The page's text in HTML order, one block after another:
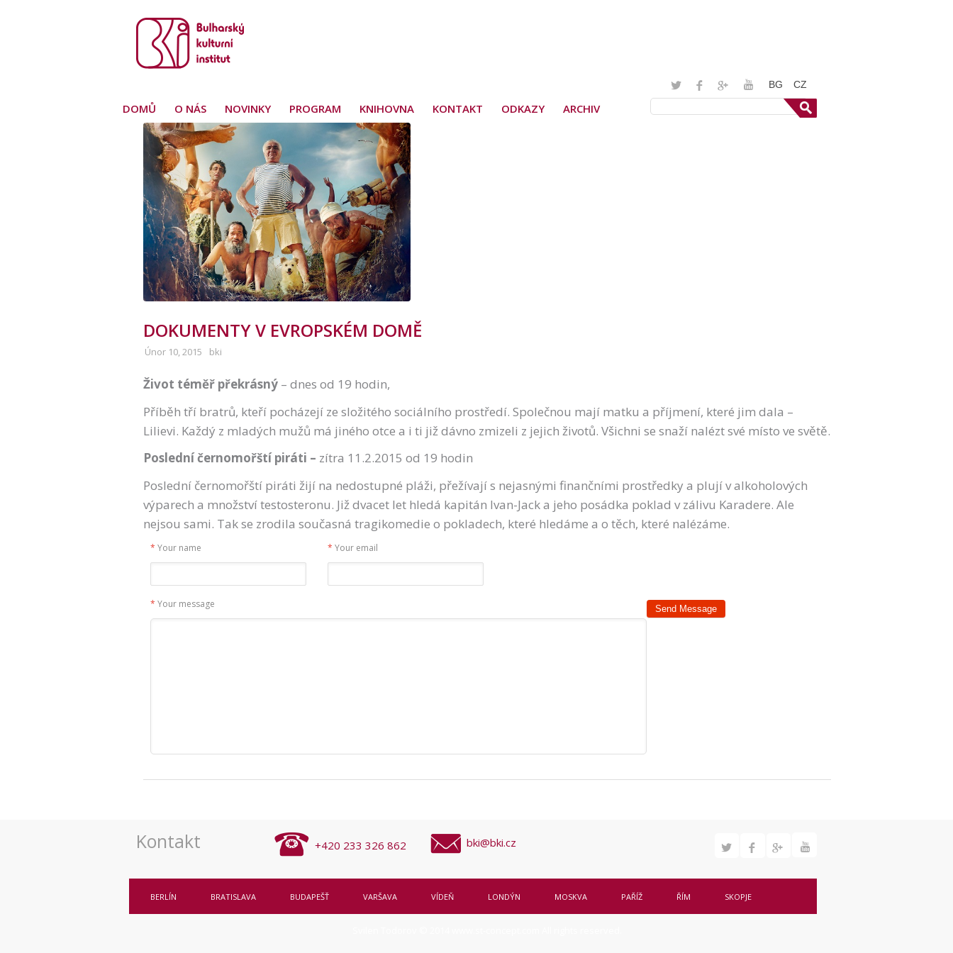
BG CZ
DOMŮ O NÁS NOVINKY PROGRAM KNIHOVNA KONTAKT ODKAZY ARCHIV
DOKUMENTY V EVROPSKÉM DOMĚ
Únor 10, 2015 bki
Život téměř překrásný – dnes od 19 hodin,
Příběh tří bratrů, kteří pocházejí ze složitého sociálního prostředí. Společnou mají matku a příjmení, které jim dala –
Lilievi. Každý z mladých mužů má jiného otce a i ti již dávno zmizeli z jejich životů. Všichni se snaží nalézt své místo ve světě.
Poslední černomořští piráti – zítra 11.2.2015 od 19 hodin
Poslední černomořští piráti žijí na nedostupné pláži, přežívají s nejasnými finančními prostředky a plují v alkoholových
výparech a množství testosteronu. Již dvacet let hledá kapitán Ivan-Jack a jeho posádka poklad v zálivu Karadere. Ale
nejsou sami. Tak se zrodila současná tragikomedie o pokladech, které hledáme a o těch, které nalézáme.
* Your name * Your email
* Your message
Kontakt +420 233 326 862 bki@bki.cz
BERLÍN BRATISLAVA BUDAPEŠŤ VARŠAVA VÍDEŇ LONDÝN MOSKVA PAŘÍŽ ŘÍM SKOPJE